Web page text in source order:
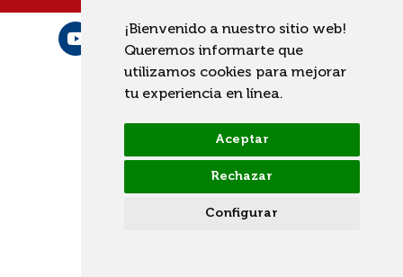
¡Bienvenido a nuestro sitio web!
Queremos informarte que
utilizamos cookies para mejorar
tu experiencia en línea.
Aceptar
Rechazar
Configurar